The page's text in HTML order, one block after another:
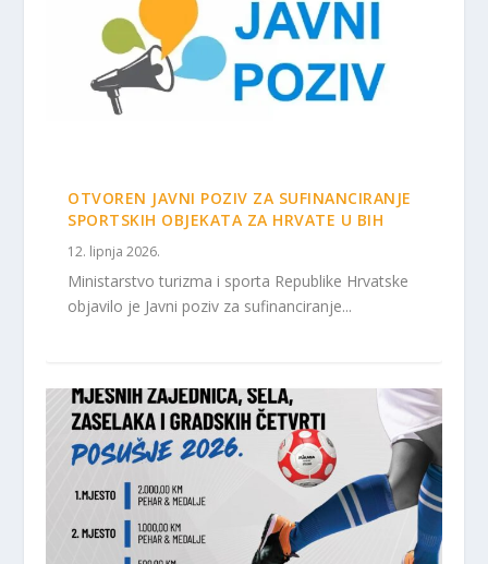
OTVOREN JAVNI POZIV ZA SUFINANCIRANJE
SPORTSKIH OBJEKATA ZA HRVATE U BIH
12. lipnja 2026.
Ministarstvo turizma i sporta Republike Hrvatske
objavilo je Javni poziv za sufinanciranje...